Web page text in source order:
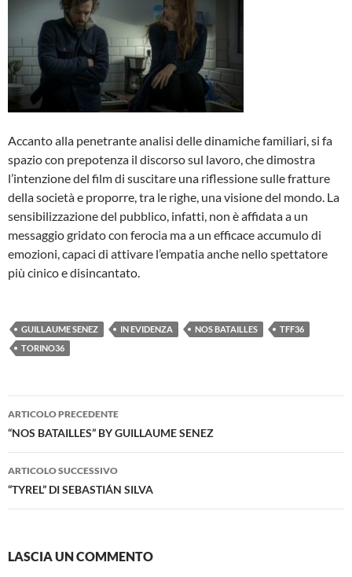
Accanto alla penetrante analisi delle dinamiche familiari, si fa
spazio con prepotenza il discorso sul lavoro, che dimostra
l’intenzione del film di suscitare una riflessione sulle fratture
della società e proporre, tra le righe, una visione del mondo. La
sensibilizzazione del pubblico, infatti, non è affidata a un
messaggio gridato con ferocia ma a un efficace accumulo di
emozioni, capaci di attivare l’empatia anche nello spettatore
più cinico e disincantato.
GUILLAUME SENEZ IN EVIDENZA NOS BATAILLES
TFF36
TORINO36
Navigazione
articolo
ARTICOLO PRECEDENTE
“NOS BATAILLES” BY GUILLAUME SENEZ
ARTICOLO SUCCESSIVO
“TYREL” DI SEBASTIÁN SILVA
LASCIA UN COMMENTO